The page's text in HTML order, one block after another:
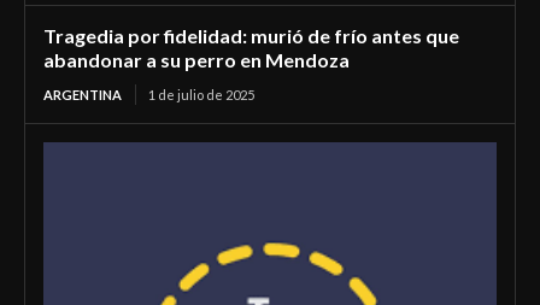
Tragedia por fidelidad: murió de frío antes que
abandonar a su perro en Mendoza
ARGENTINA 1 de julio de 2025